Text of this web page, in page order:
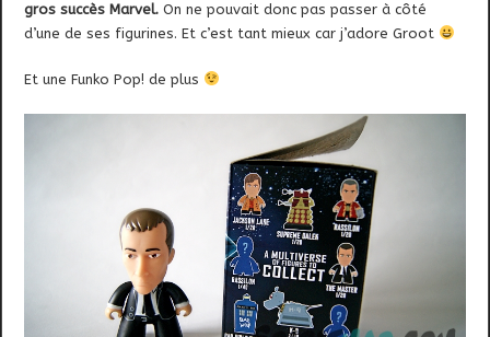
gros succès Marvel. On ne pouvait donc pas passer à côté
d’une de ses figurines. Et c’est tant mieux car j’adore Groot
Et une Funko Pop! de plus